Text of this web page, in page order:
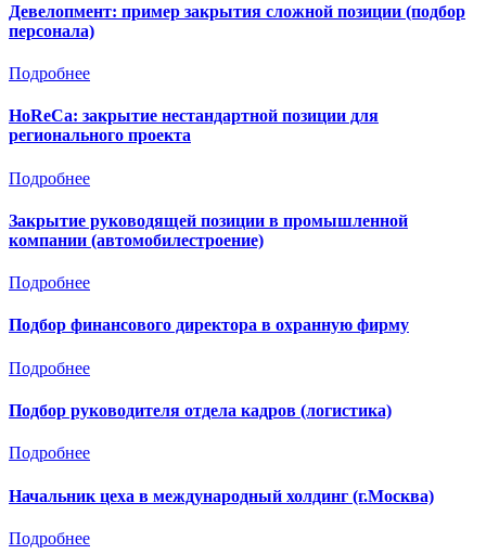
Девелопмент: пример закрытия сложной позиции (подбор
персонала)
Подробнее
HoReCa: закрытие нестандартной позиции для
регионального проекта
Подробнее
Закрытие руководящей позиции в промышленной
компании (автомобилестроение)
Подробнее
Подбор финансового директора в охранную фирму
Подробнее
Подбор руководителя отдела кадров (логистика)
Подробнее
Начальник цеха в международный холдинг (г.Москва)
Подробнее